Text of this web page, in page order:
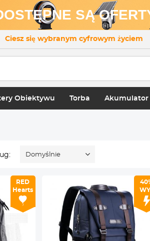
SĄ
Ciesz się wybranym cyfrowym życiem
Obiektywu Torba Akumulator
Domyślnie
RED
Hearts